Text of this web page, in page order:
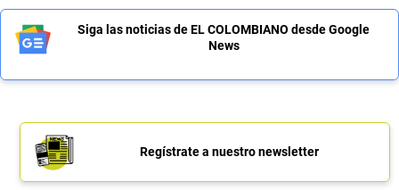
Siga las noticias de EL COLOMBIANO desde Google
News
Regístrate a nuestro newsletter